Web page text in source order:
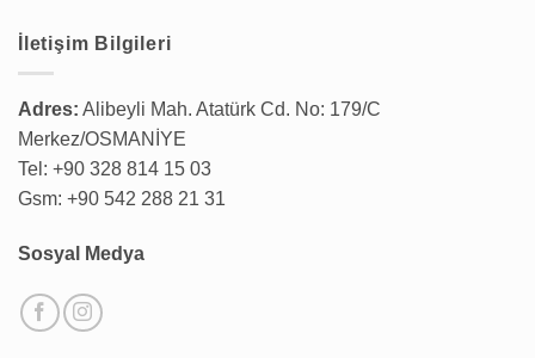
İletişim Bilgileri
Adres: Alibeyli Mah. Atatürk Cd. No: 179/C
Merkez/OSMANİYE
Tel: +90 328 814 15 03
Gsm: +90 542 288 21 31
Sosyal Medya